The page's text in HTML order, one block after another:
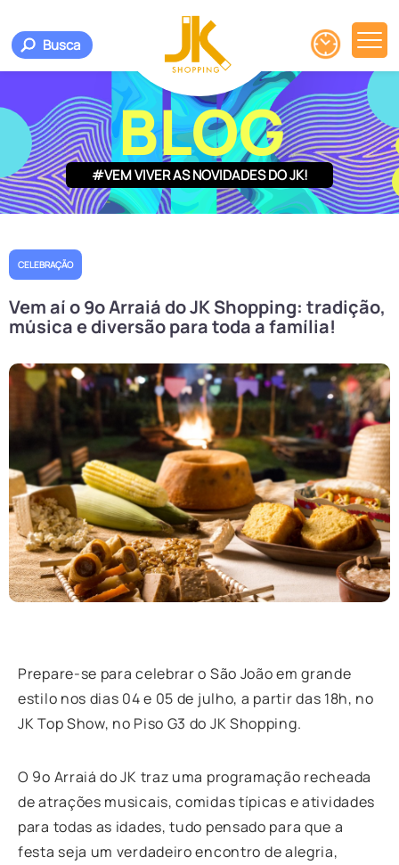
Busca
BLOG
#VEM VIVER AS NOVIDADES DO JK!
CELEBRAÇÃO
Vem aí o 9º Arraiá do JK Shopping: tradição,
música e diversão para toda a família!
Prepare-se para celebrar o São João em grande
estilo nos dias 04 e 05 de julho, a partir das 18h, no
JK Top Show, no Piso G3 do JK Shopping.
O 9º Arraiá do JK traz uma programação recheada
de atrações musicais, comidas típicas e atividades
para todas as idades, tudo pensado para que a
festa seja um verdadeiro encontro de alegria,